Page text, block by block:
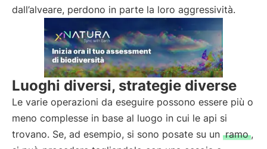
dall’alveare, perdono in parte la loro aggressività.
Luoghi diversi, strategie diverse
Le varie operazioni da eseguire possono essere più o
meno complesse in base al luogo in cui le api si
trovano. Se, ad esempio, si sono posate su un ramo ,